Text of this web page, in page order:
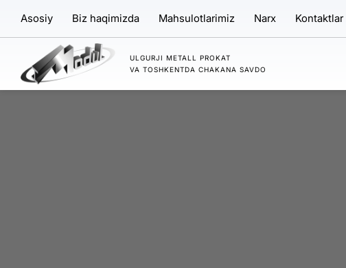
Asosiy Biz haqimizda Mahsulotlarimiz Narx Kontaktlar
ULGURJI METALL PROKAT
VA TOSHKENTDA CHAKANA SAVDO